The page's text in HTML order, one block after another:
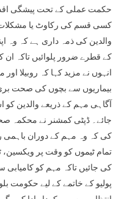
حکمت عملی کے تحت پیشگی
کسی قسم کی رکاوٹ یا مشکلات
والدین کی ذمہ داری ہے کہ وہ
کے قطرے ضرور پلوائیں تاکہ
انہوں نے مزید کہا کہ روبیلا
بیماریوں سے بچوں کی صحت
آگاہی مہم کے ذریعے والدین
جائے۔ ڈپٹی کمشنر نے محکمہ
کی کہ وہ مہم کے دوران باہمی
تمام ٹیموں کو وقت پر
کی جائیں تاکہ مہم کو کامیابی
پولیو کے خاتمے کے لیے حکومت